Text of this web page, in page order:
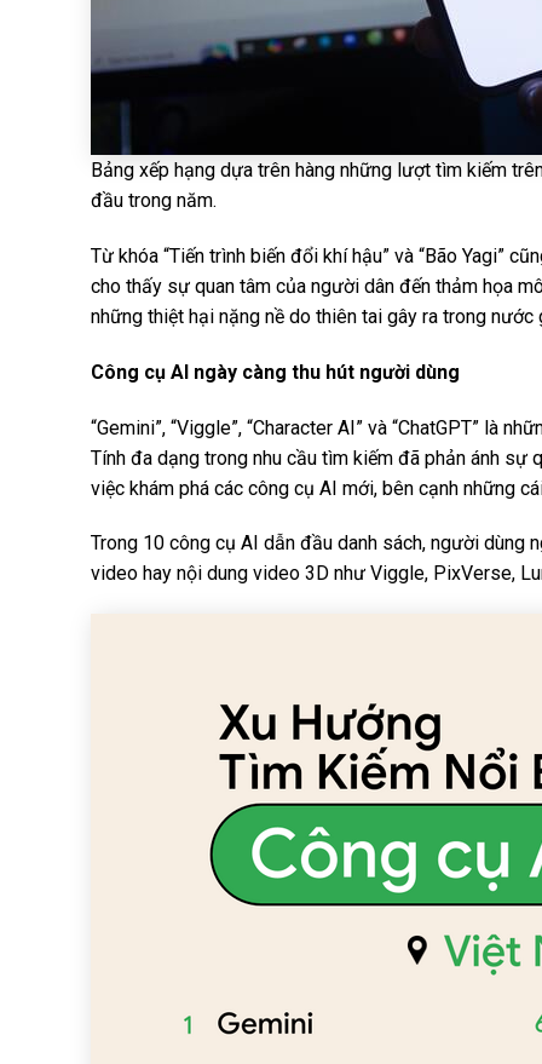
Bảng xếp hạng dựa trên hàng những lượt tìm kiếm
đầu trong năm.
Từ khóa “Tiến trình biến đổi khí hậu” và “Bão Yagi”
cho thấy sự quan tâm của người dân đến thảm họa
những thiệt hại nặng nề do thiên tai gây ra trong nước
Công cụ AI ngày càng thu hút người dùng
“Gemini”, “Viggle”, “Character AI” và “ChatGPT” là
Tính đa dạng trong nhu cầu tìm kiếm đã phản ánh
việc khám phá các công cụ AI mới, bên cạnh những
Trong 10 công cụ AI dẫn đầu danh sách, người dùng
video hay nội dung video 3D như Viggle, PixVerse,